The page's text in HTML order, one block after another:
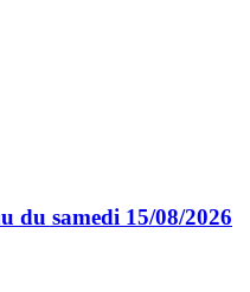
du samedi 15/08/2026